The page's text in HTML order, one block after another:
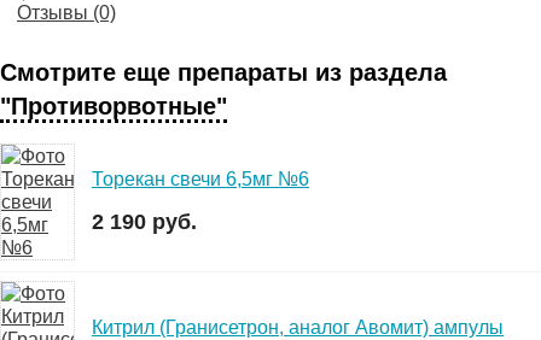
Отзывы (0)
Смотрите еще препараты из раздела
"Противорвотные"
Торекан свечи 6,5мг №6
2 190 руб.
Китрил (Гранисетрон, аналог Авомит) ампулы